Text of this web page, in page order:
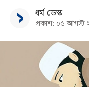
ধর্ম ডেস্ক
প্রকাশ: ০৫